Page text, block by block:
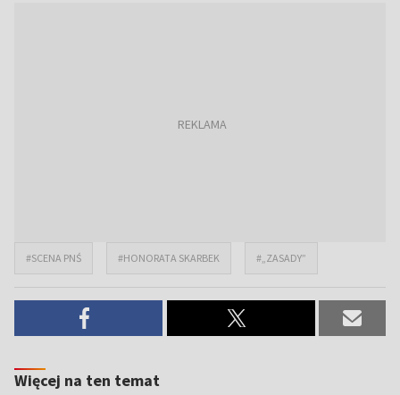
#SCENA PNŚ #HONORATA SKARBEK #„ZASADY”
Więcej na ten temat